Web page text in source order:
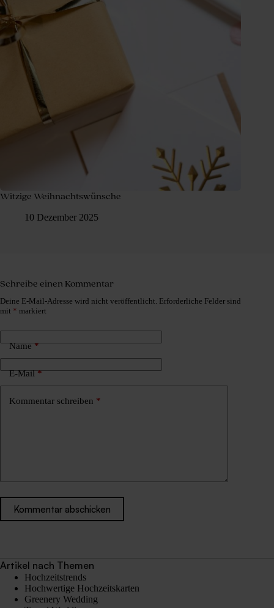
Witzige Weihnachtswünsche
10 Dezember 2025
Schreibe einen Kommentar
Deine E-Mail-Adresse wird nicht veröffentlicht. Erforderliche Felder sind
mit * markiert
Name*
E-Mail*
Kommentar schreiben *
Kommentar abschicken
Artikel nach Themen
Hochzeitstrends
Hochwertige Hochzeitskarten
Greenery Wedding